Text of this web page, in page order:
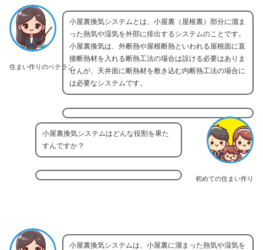
住まい作りのベテラン
小屋裏換気システムとは、小屋裏（屋根裏）部分に溜ま
った熱気や湿気を外部に排出するシステムのことです。
小屋裏換気は、外断熱や屋根断熱といわれる屋根面に直
接断熱材を入れる断熱工法の場合は設ける必要はありま
せんが、天井面に断熱材を敷き込む内断熱工法の場合に
は必要なシステムです。
初めての住まい作り
小屋裏換気システムはどんな役割を果た
すんですか？
小屋裏換気システムは、小屋裏に溜まった熱気や湿気を